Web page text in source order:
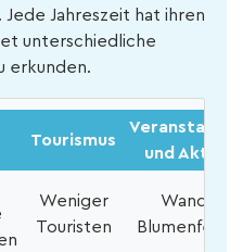
Jahreszeit hat ihren
unterschiedliche
erkunden.
Tourismus
und
Weniger
Touristen
Wandern,